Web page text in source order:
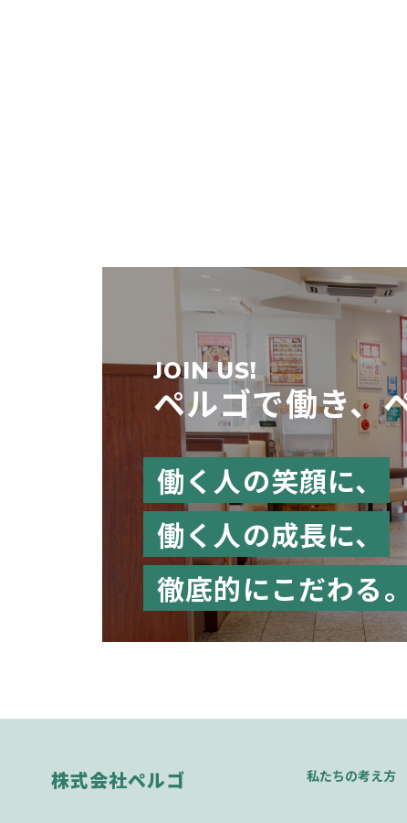
JOIN US!
ペルゴで働き、
働く人の笑顔に、
働く人の成長に、
徹底的にこだわる。
株式会社ペルゴ 私たちの考え方